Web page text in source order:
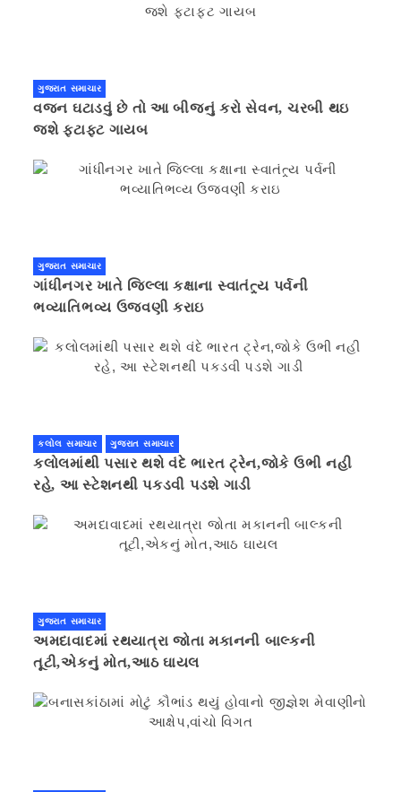
ગુજરાત સમાચાર
વજન ઘટાડવું છે તો આ બીજનું કરો સેવન, ચરબી થઇ
જશે ફટાફટ ગાયબ
ગુજરાત સમાચાર
ગાંધીનગર ખાતે જિલ્લા કક્ષાના સ્વાતંત્ર્ય પર્વની
ભવ્યાતિભવ્ય ઉજવણી કરાઇ
કલોલ સમાચાર ગુજરાત સમાચાર
કલોલમાંથી પસાર થશે વંદે ભારત ટ્રેન,જોકે ઉભી નહી
રહે, આ સ્ટેશનથી પકડવી પડશે ગાડી
ગુજરાત સમાચાર
અમદાવાદમાં રથયાત્રા જોતા મકાનની બાલ્કની
તૂટી,એકનું મોત,આઠ ઘાયલ